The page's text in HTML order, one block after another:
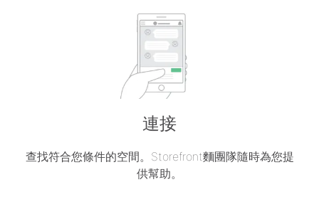
連接
查找符合您條件的空間。Storefront麵團隊隨時為您提
供幫助。